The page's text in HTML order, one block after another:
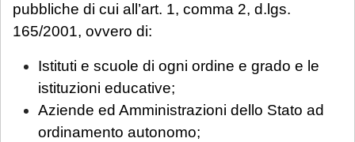
pubbliche di cui all’art. 1, comma 2, d.lgs.
165/2001, ovvero di:
Istituti e scuole di ogni ordine e grado e le
istituzioni educative;
Aziende ed Amministrazioni dello Stato ad
ordinamento autonomo;